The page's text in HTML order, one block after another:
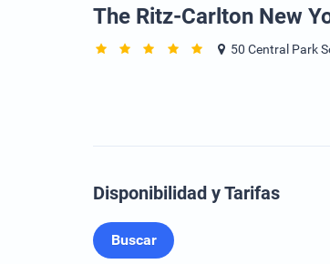
The Ritz-Carlton New
50 Central Park
Disponibilidad y Tarifas
Buscar